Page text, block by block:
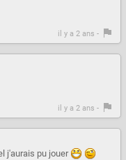
il y a 2 ans -
il y a 2 ans -
j'aurais pu jouer